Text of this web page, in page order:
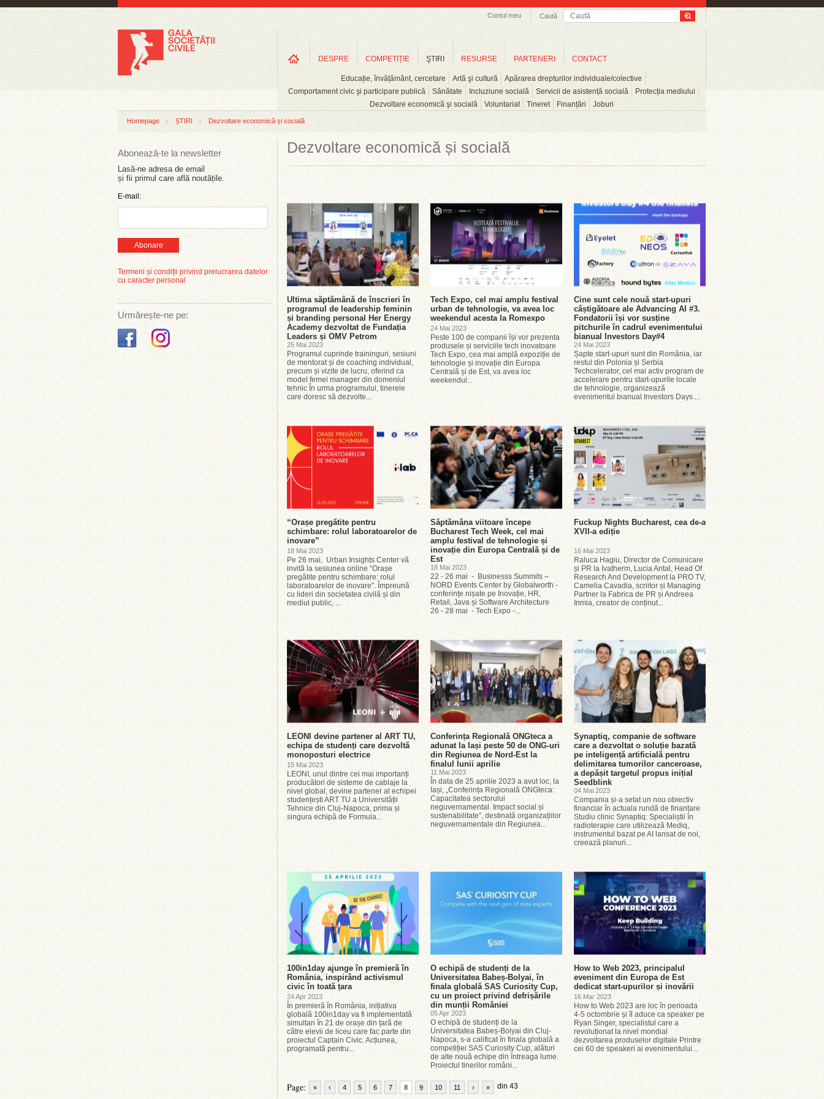
Caută
Contul meu
DESPRE COMPETIȚIE ŞTIRI
Educație, învățământ, cercetare Artă şi cultură
Apărarea drepturilor individuale/colective
Comportament civic şi participare publică
Sănătate Incluziune socială Servicii de asistență socială
Protecția mediului
Dezvoltare economică şi socială
Voluntariat Tineret Finanțări Joburi
RESURSE PARTENERI CONTACT
Homepage ȘTIRI Dezvoltare economică și socială
Abonează-te la newsletter
Lasă-ne adresa de email
și fii primul care află noutățile.
E-mail:
Abonare
Termeni și condiții privind prelucrarea datelor
cu caracter personal
Urmărește-ne pe:
Dezvoltare economică și socială
Ultima săptămână de înscrieri în
programul de leadership feminin
și branding personal Her Energy
Academy dezvoltat de Fundația
Leaders și OMV Petrom
25 Mai 2023
Programul cuprinde traininguri, sesiuni
de mentorat și de coaching individual,
precum și vizite de lucru, oferind ca
model femei manager din domeniul
tehnic În urma programului, tinerele
care doresc să dezvolte...
Tech Expo, cel mai amplu festival
urban de tehnologie, va avea loc
weekendul acesta la Romexpo
24 Mai 2023
Peste 100 de companii își vor prezenta
produsele și serviciile tech inovatoare
Tech Expo, cea mai amplă expoziție de
tehnologie și inovație din Europa
Centrală și de Est, va avea loc
weekendul...
Cine sunt cele nouă start-upuri
câștigătoare ale Advancing AI #3.
Fondatorii își vor susține
pitchurile în cadrul evenimentului
bianual Investors Day#4
24 Mai 2023
Șapte start-upuri sunt din România, iar
restul din Polonia și Serbia
Techcelerator, cel mai activ program de
accelerare pentru start-upurile locale
de tehnologie, organizează
evenimentul bianual Investors Days....
“Orașe pregătite pentru
schimbare: rolul laboratoarelor de
inovare”
18 Mai 2023
Pe 26 mai, Urban Insights Center vă
invită la sesiunea online “Orașe
pregătite pentru schimbare: rolul
laboratoarelor de inovare”. Împreună
cu lideri din societatea civilă și din
mediul public, ...
Săptămâna viitoare începe
Bucharest Tech Week, cel mai
amplu festival de tehnologie și
inovație din Europa Centrală și de
Est
18 Mai 2023
22 - 26 mai - Businesss Summits –
NORD Events Center by Globalworth -
conferințe nișate pe Inovație, HR,
Retail, Java și Software Architecture
26 - 28 mai - Tech Expo -...
Fuckup Nights Bucharest, cea de-a
XVII-a ediție
16 Mai 2023
Raluca Hagiu, Director de Comunicare
și PR la Ivatherm, Lucia Antal, Head Of
Research And Development la PRO TV,
Camelia Cavadia, scriitor și Managing
Partner la Fabrica de PR și Andreea
Irimia, creator de conținut...
LEONI devine partener al ART TU,
echipa de studenți care dezvoltă
monoposturi electrice
15 Mai 2023
LEONI, unul dintre cei mai importanți
producători de sisteme de cablaje la
nivel global, devine partener al echipei
studențești ART TU a Universității
Tehnice din Cluj-Napoca, prima și
singura echipă de Formula...
Conferința Regională ONGteca a
adunat la Iași peste 50 de ONG-uri
din Regiunea de Nord-Est la
finalul lunii aprilie
11 Mai 2023
În data de 25 aprilie 2023 a avut loc, la
Iași, „Conferința Regională ONGteca:
Capacitatea sectorului
neguvernamental. Impact social și
sustenabilitate”, destinată organizațiilor
neguvernamentale din Regiunea...
Synaptiq, companie de software
care a dezvoltat o soluție bazată
pe inteligență artificială pentru
delimitarea tumorilor canceroase,
a depășit targetul propus inițial
Seedblink
04 Mai 2023
Compania și-a setat un nou obiectiv
financiar în actuala rundă de finanțare
Studiu clinic Synaptiq: Specialiștii în
radioterapie care utilizează Mediq,
instrumentul bazat pe AI lansat de noi,
creează planuri...
100in1day ajunge în premieră în
România, inspirând activismul
civic în toată țara
24 Apr 2023
În premieră în România, inițiativa
globală 100in1day va fi implementată
simultan în 21 de orașe din țară de
către elevii de liceu care fac parte din
proiectul Captain Civic. Acțiunea,
programată pentru...
O echipă de studenți de la
Universitatea Babeș-Bolyai, în
finala globală SAS Curiosity Cup,
cu un proiect privind defrișările
din munții României
05 Apr 2023
O echipă de studenți de la
Universitatea Babeș-Bolyai din Cluj-
Napoca, s-a calificat în finala globală a
competiției SAS Curiosity Cup, alături
de alte nouă echipe din întreaga lume.
Proiectul tinerilor români...
How to Web 2023, principalul
eveniment din Europa de Est
dedicat start-upurilor și inovării
16 Mar 2023
How to Web 2023 are loc în perioada
4-5 octombrie și îl aduce ca speaker pe
Ryan Singer, specialistul care a
revoluționat la nivel mondial
dezvoltarea produselor digitale Printre
cei 60 de speakeri ai evenimentului...
Page: « ‹ 4 5 6 7 8 9 10 11 din 43
› »